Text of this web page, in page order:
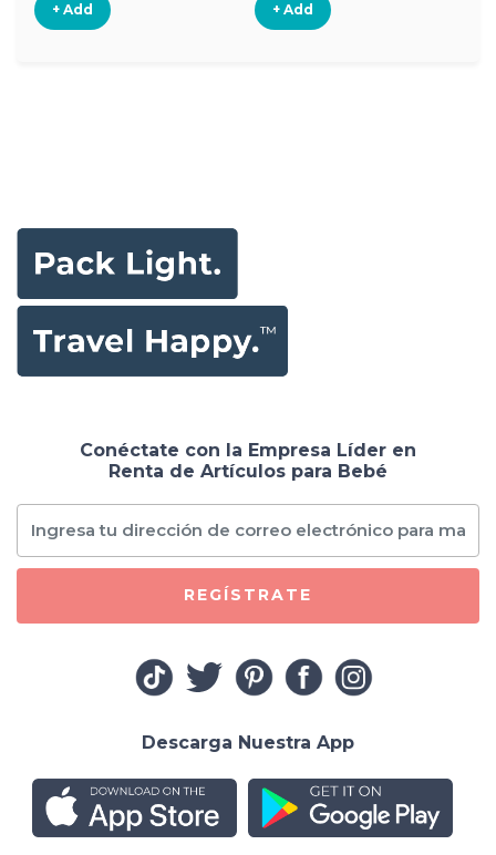
+ Add + Add
Conéctate con la Empresa Líder en
Renta de Artículos para Bebé
REGÍSTRATE
Descarga Nuestra App